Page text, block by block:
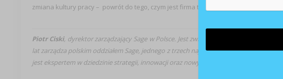
zmiana kultury pracy – powrót do tego, czym jest firma technologiczna, czyli płaska
Piotr Ciski, dyrektor zarządzający Sage w Polsce. Jest związany z rynkiem
lat zarządza polskim oddziałem Sage, jednego z trzech największych producentów
jest ekspertem w dziedzinie strategii, innowacji oraz nowych technologii.